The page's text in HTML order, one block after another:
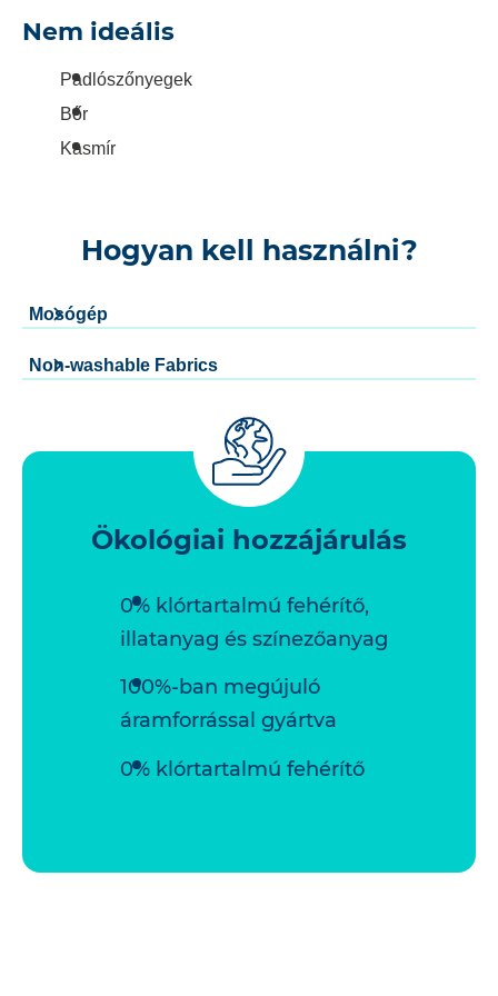
Nem ideális
Padlószőnyegek
Bőr
Kasmír
Hogyan kell használni?
Mosógép
Non-washable Fabrics
Ökológiai hozzájárulás
0% klórtartalmú fehérítő,
illatanyag és színezőanyag
100%-ban megújuló
áramforrással gyártva
0% klórtartalmú fehérítő